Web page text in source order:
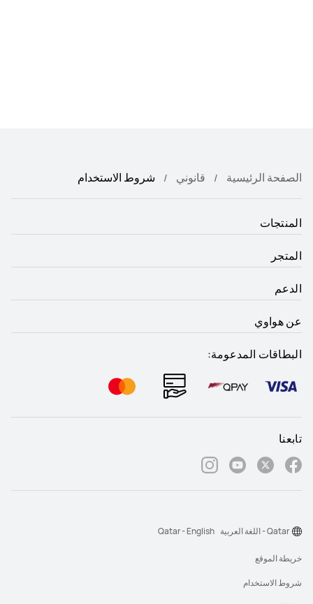
الصفحة الرئيسية قانوني شروط الاستخدام
المنتجات
المتجر
الدعم
عن هواوي
البطاقات المدعومة:
تابعنا
خريطة الموقع
شروط الاستخدام
Qatar - اللغة العربية Qatar - English